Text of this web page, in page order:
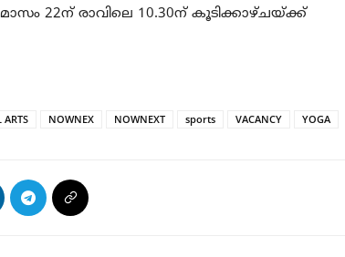
22ന് രാവിലെ 10.30ന് കൂടിക്കാഴ്ചയ്ക്ക്
ARTS NOWNEX NOWNEXT sports VACANCY YOGA